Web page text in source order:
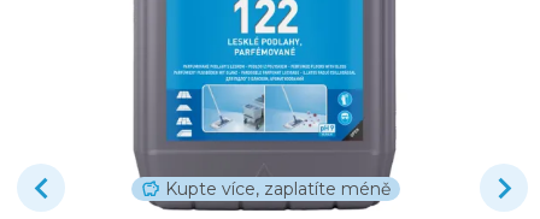
Kupte více, zaplatíte méně